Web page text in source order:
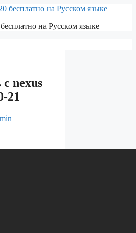
на Русском языке
nexus
21